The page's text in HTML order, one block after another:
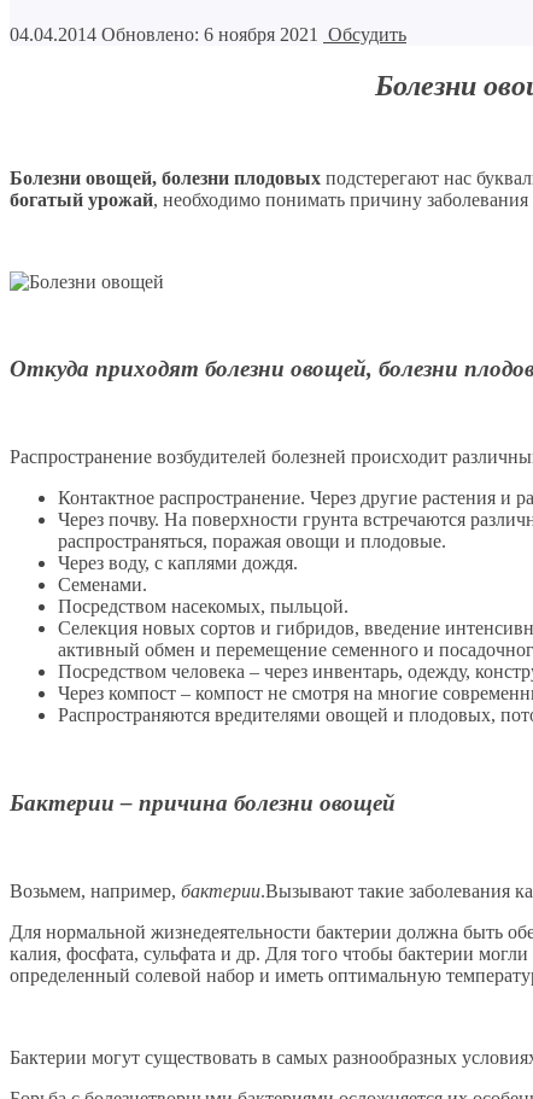
04.04.2014 Обновлено: 6 ноября 2021 Обсудить
Болезни
Болезни овощей, болезни плодовых подстерегают нас
богатый урожай, необходимо понимать причину
Откуда приходят болезни овощей, болезни
Распространение возбудителей болезней происходит
Контактное распространение. Через другие растения и
Через почву. На поверхности грунта встречаются
распространяться, поражая овощи и плодовые.
Через воду, с каплями дождя.
Семенами.
Посредством насекомых, пыльцой.
Селекция новых сортов и гибридов, введение
активный обмен и перемещение семенного и
Посредством человека – через инвентарь, одежду,
Через компост – компост не смотря на многие
Распространяются вредителями овощей и плодовых,
Бактерии – причина болезни овощей
Возьмем, например, бактерии.Вызывают такие заболевания
Для нормальной жизнедеятельности бактерии должна быть
калия, фосфата, сульфата и др. Для того чтобы бактерии
определенный солевой набор и иметь оптимальную
Бактерии могут существовать в самых разнообразных